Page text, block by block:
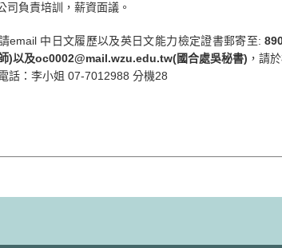
司負責培訓，薪資面議。
email 中日文履歷以及英日文能力檢定證書郵寄至:
)以及oc0002@mail.wzu.edu.tw(國合處吳秘書) ，請
話：李小姐 07-7012988 分機28